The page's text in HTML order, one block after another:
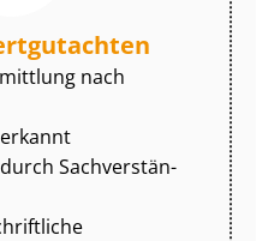
nach
Sach­ver­stän­